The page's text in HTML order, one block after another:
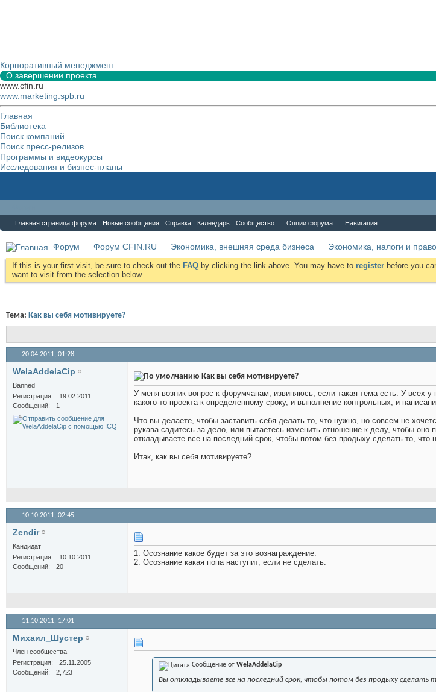
Корпоративный менеджмент
О завершении проекта
www.cfin.ru
www.marketing.spb.ru
Главная
Библиотека
Поиск компаний
Поиск пресс-релизов
Программы и видеокурсы
Исследования и бизнес-планы
Главная страница форума Новые сообщения Справка Календарь Сообщество Опции форума Навигация
Форум Форум CFIN.RU Экономика, внешняя среда бизнеса Экономика, налоги и право
If this is your first visit, be sure to check out the FAQ by clicking the link above. You may have to register before you
want to visit from the selection below.
Тема: Как вы себя мотивируете?
20.04.2011, 01:28
WelaAddelaCip
Banned
Регистрация
19.02.2011
Сообщений
1
Как вы себя мотивируете?
У меня возник вопрос к форумчанам, извиняюсь, если такая тема есть. У всех
какого-то проекта к определенному сроку, и выполнение контрольных, и
Что вы делаете, чтобы заставить себя делать то, что нужно, но совсем не
рукава садитесь за дело, или пытаетесь изменить отношение к делу, чтобы
откладываете все на последний срок, чтобы потом без продыху сделать то, что
Итак, как вы себя мотивируете?
10.10.2011, 02:45
Zendir
Кандидат
Регистрация
10.10.2011
Сообщений
20
1. Осознание какое будет за это вознаграждение.
2. Осознание какая попа наступит, если не сделать.
11.10.2011, 17:01
Михаил_Шустер
Член сообщества
Регистрация
25.11.2005
Сообщений
2,723
Сообщение от WelaAddelaCip
Вы откладываете все на последний срок, чтобы потом без продыху сделать